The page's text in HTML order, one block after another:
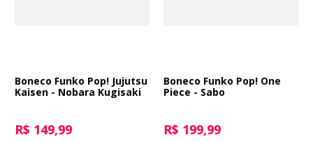
Boneco Funko Pop! Jujutsu
Kaisen - Nobara Kugisaki
R$ 149,99
Boneco Funko Pop! One
Piece - Sabo
R$ 199,99